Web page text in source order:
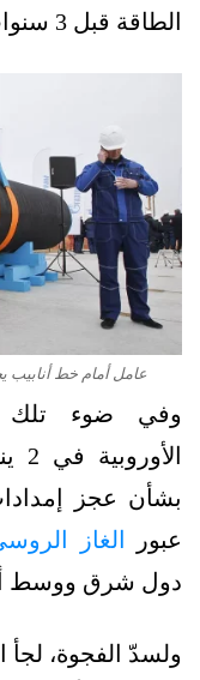
الطاقة قبل 3 سنوات تقريبًا.
عامل أمام خط أنابيب
وفي ضوء تلك
بشأن عجز
عبور
الغاز
دول شرق ووسط
ولسدّ الفجوة،